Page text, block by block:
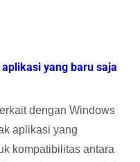
yang baru saja
dengan Windows
aplikasi yang
kompatibilitas antara